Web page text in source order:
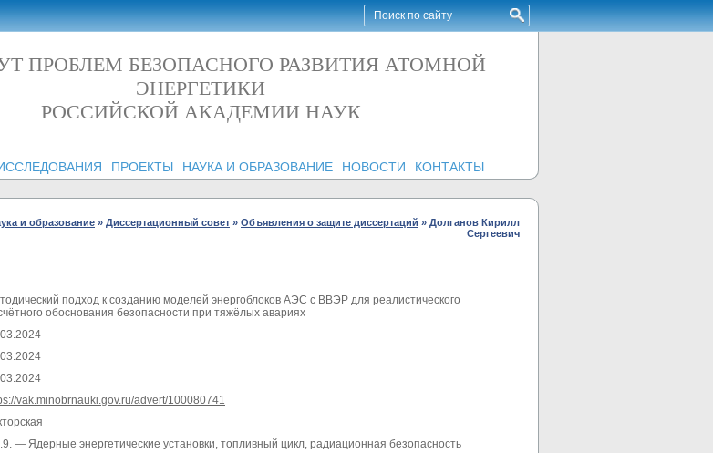
ПРОБЛЕМ БЕЗОПАСНОГО РАЗВИТИЯ АТОМНОЙ
ЭНЕРГЕТИКИ
РОССИЙСКОЙ АКАДЕМИИ НАУК
ПРОЕКТЫ НАУКА И ОБРАЗОВАНИЕ НОВОСТИ КОНТАКТЫ
и образование » Диссертационный совет » Объявления о защите диссертаций » Долганов Кирилл
Сергеевич
подход к созданию моделей энергоблоков АЭС с ВВЭР для реалистического
обоснования безопасности при тяжёлых авариях
vak.minobrnauki.gov.ru/advert/100080741
— Ядерные энергетические установки, топливный цикл, радиационная безопасность